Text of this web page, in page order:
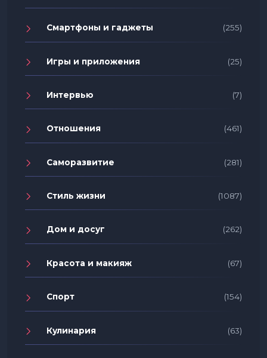
Смартфоны и гаджеты (255)
Игры и приложения (25)
Интервью (7)
Отношения (461)
Саморазвитие (281)
Стиль жизни (1087)
Дом и досуг (262)
Красота и макияж (67)
Спорт (154)
Кулинария (63)